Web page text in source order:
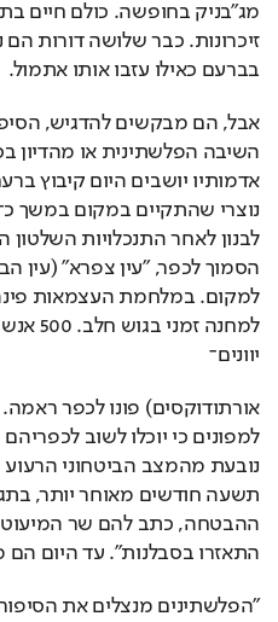
בברעם כאילו עזבו אותו אתמול.
יוונים־
התאזרו בסבלנות". עד היום הם